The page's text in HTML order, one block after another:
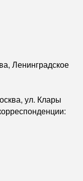
Ленинградское
ул. Клары